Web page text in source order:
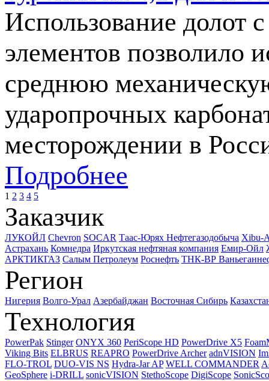
Использование долот
элементов позволило
среднюю
ударопрочных
месторождении в
Подробнее
1 2 3 4 5
Заказчик
ЛУКОЙЛ Chevron SOCAR Таас-Юрях Нефтегазодобыча Xibu-
Астрахань Комнедра Иркутская нефтяная компания Емир-Ойл
АРКТИКГАЗ Салым Петролеум Роснефть ТНК-ВР
Регион
Нигерия Волго-Урал Азербайджан Восточная Сибирь
Технология
PowerPak Stinger ONYX 360 PeriScope HD PowerDrive X5
Viking Bits ELBRUS REAPRO PowerDrive Archer adnVISION
FLO-TROL DUO-VIS NS Hydra-Jar AP WELL COMMANDER
GeoSphere i-DRILL sonicVISION StethoScope DigiScope